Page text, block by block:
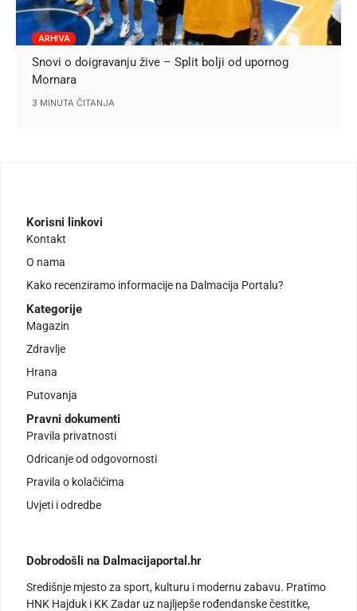
ARHIVA
Snovi o doigravanju žive – Split bolji od upornog
Mornara
3 MINUTA ČITANJA
Korisni linkovi
Kontakt
O nama
Kako recenziramo informacije na Dalmacija Portalu?
Kategorije
Magazin
Zdravlje
Hrana
Putovanja
Pravni dokumenti
Pravila privatnosti
Odricanje od odgovornosti
Pravila o kolačićima
Uvjeti i odredbe
Dobrodošli na Dalmacijaportal.hr
Središnje mjesto za sport, kulturu i modernu zabavu. Pratimo
HNK Hajduk i KK Zadar uz najljepše rođendanske čestitke,